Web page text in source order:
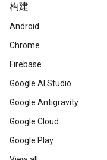
构建
Android
Chrome
Firebase
Google AI Studio
Google Antigravity
Google Cloud
Google Play